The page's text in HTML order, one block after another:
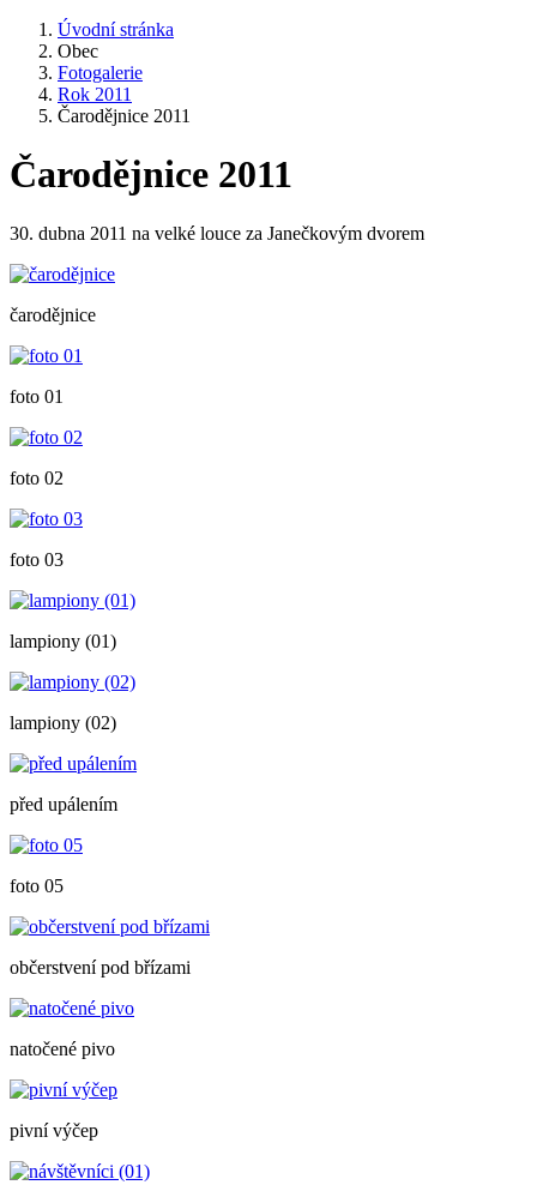
Úvodní stránka
Obec
Fotogalerie
Rok 2011
Čarodějnice 2011
Čarodějnice 2011
30. dubna 2011 na velké louce za Janečkovým dvorem
čarodějnice
foto 01
foto 02
foto 03
lampiony (01)
lampiony (02)
před upálením
foto 05
občerstvení pod břízami
natočené pivo
pivní výčep